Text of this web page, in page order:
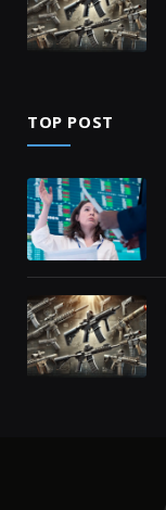
TOP POST